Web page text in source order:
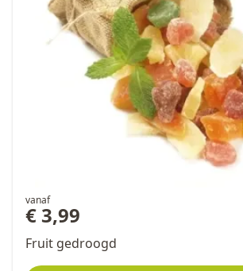
vanaf
€ 3,99
Fruit gedroogd